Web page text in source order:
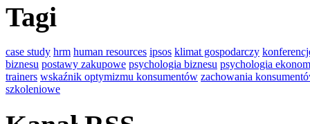
Tagi
case study hrm human resources ipsos klimat gospodarczy
biznesu postawy zakupowe psychologia biznesu psychologia
trainers wskaźnik optymizmu konsumentów zachowania
szkoleniowe